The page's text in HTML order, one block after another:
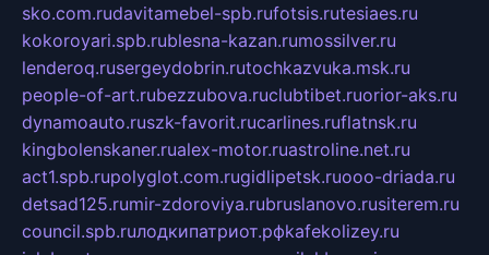
sko.com.rudavitamebel-spb.rufotsis.rutesiaes.ru
kokoroyari.spb.rublesna-kazan.rumossilver.ru
lenderoq.rusergeydobrin.rutochkazvuka.msk.ru
people-of-art.rubezzubova.ruclubtibet.ruorior-aks.ru
dynamoauto.ruszk-favorit.rucarlines.ruflatnsk.ru
kingbolenskaner.rualex-motor.ruastroline.net.ru
act1.spb.rupolyglot.com.rugidlipetsk.ruooo-driada.ru
detsad125.rumir-zdoroviya.rubruslanovo.rusiterem.ru
council.spb.ruлодкипатриот.рфkafekolizey.ru